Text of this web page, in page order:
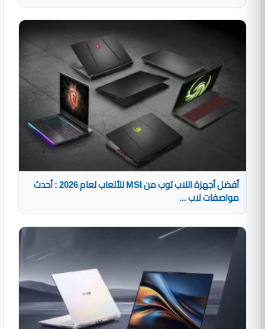
أفضل أجهزة اللاب توب من MSI للألعاب لعام 2026 : أحدث
مواصفات لاب ...